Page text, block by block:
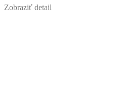
Zobraziť detail